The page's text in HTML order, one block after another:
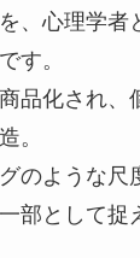
、心理学者
す。
品化され、
。
のような尺
部として捉